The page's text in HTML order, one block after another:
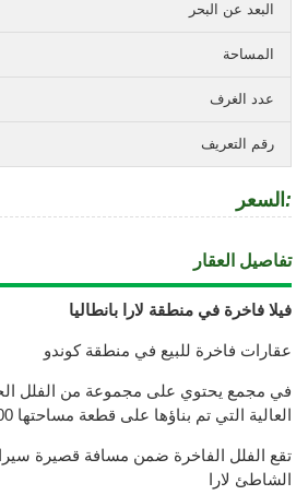
البعد عن البحر
المساحة
عدد الغرف
رقم التعريف
السعر :
تفاصيل العقار
فيلا فاخرة في منطقة لارا بانطاليا
عقارات فاخرة للبيع في منطقة كوندو
في مجمع يحتوي على مجموعة من الفلل
العالية التي تم بناؤها على قطعة مساحتها 5200 متر مربع
تقع الفلل الفاخرة ضمن مسافة قصيرة سيرا
الشاطئ لارا